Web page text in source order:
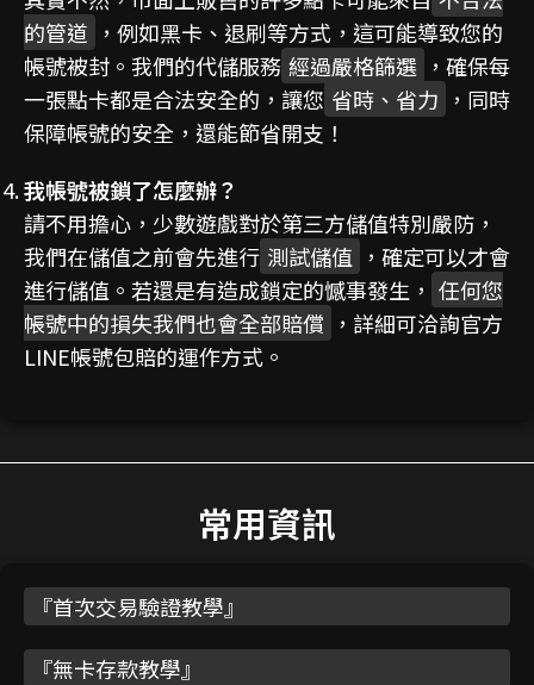
的管道 ，例如黑卡、退刷等方式，這可能導致您的
帳號被封。我們的代儲服務 經過嚴格篩選 ，確保每
一張點卡都是合法安全的，讓您 省時、省力 ，同時
保障帳號的安全，還能節省開支！
我帳號被鎖了怎麼辦？
請不用擔心，少數遊戲對於第三方儲值特別嚴防，
我們在儲值之前會先進行 測試儲值 ，確定可以才會
進行儲值。若還是有造成鎖定的憾事發生， 任何您
帳號中的損失我們也會全部賠償 ，詳細可洽詢官方
LINE帳號包賠的運作方式。
常用資訊
『首次交易驗證教學』
『無卡存款教學』